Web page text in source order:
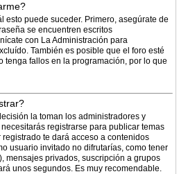
esto puede suceder. Primero, asegúrate de
se encuentren escritos
con La Administración para
También es posible que el foro esté
tenga fallos en la programación, por lo que
la toman los administradores y
registrarse para publicar temas
te dará acceso a contenidos
usuario invitado no difrutarías, como tener
mensajes privados, suscripción a grupos
unos segundos. Es muy recomendable.